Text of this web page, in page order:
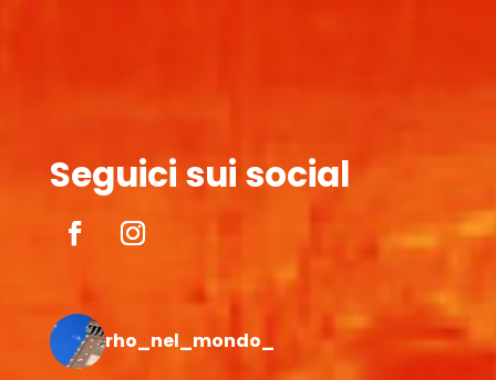
Seguici sui social
rho_nel_mondo_